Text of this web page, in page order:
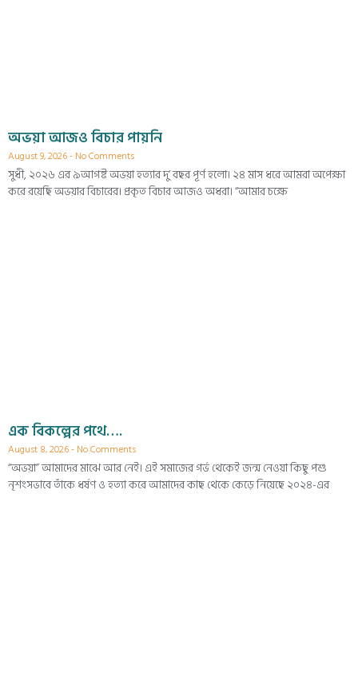
অভয়া আজও বিচার পায়নি
August 9, 2026 No Comments
সুধী, ২০২৬ এর ৯আগষ্ট অভয়া হত্যার দু’ বছর পূর্ণ হলো। ২৪ মাস ধরে আমরা অপেক্ষা
করে রয়েছি অভয়ার বিচারের। প্রকৃত বিচার আজও অধরা। “আমার চক্ষে
এক বিকল্পের পথে….
August 8, 2026 No Comments
“অভয়া” আমাদের মাঝে আর নেই। এই সমাজের গর্ভ থেকেই জন্ম নেওয়া কিছু পশু
নৃশংসভাবে তাঁকে ধর্ষণ ও হত্যা করে আমাদের কাছ থেকে কেড়ে নিয়েছে ২০২৪-এর